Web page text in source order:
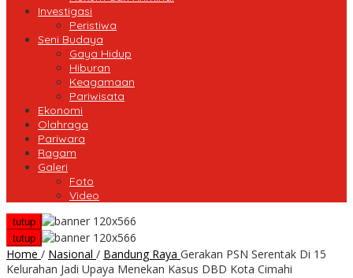
Investigasi
Peristiwa
Seni Budaya
Gaya Hidup
Hiburan
Keagamaan
Pariwisata
Ekonomi
Olahraga
Pariwara
Ragam
Galeri
Foto
Video
tutup
tutup
Home / Nasional / Bandung Raya Gerakan PSN Serentak Di 15
Kelurahan Jadi Upaya Menekan Kasus DBD Kota Cimahi